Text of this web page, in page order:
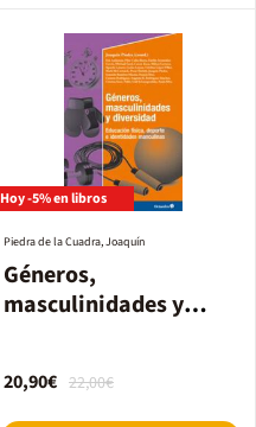
Hoy -5% en libros
Géneros,
masculinidades y
Piedra de la Cuadra, Joaquín
22,00€
20,90€